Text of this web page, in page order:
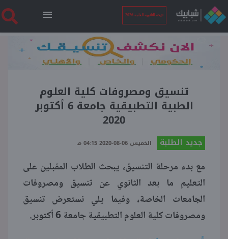
نتيجة الثانوية العامة 2026
الرئيسية
نتيجة الثانوية العامة 2026
أخبار ساخنة
بوابة الطلبة
ملفات
تنسيق ومصروفات كلية العلوم
الطبية التطبيقية جامعة 6 أكتوبر
2020
جديد الطلبة الخميس 06-08-2020 04:15 مـ
مع بدء مرحلة التنسيق، يبحث الطلاب المقبلين على
التعليم ما بعد الثانوي عن تنسيق ومصروفات
الجامعات الخاصة، وفيما يلي نستعرض تنسيق
ومصروفات كلية العلوم التطبيقية جامعة 6 أكتوبر.